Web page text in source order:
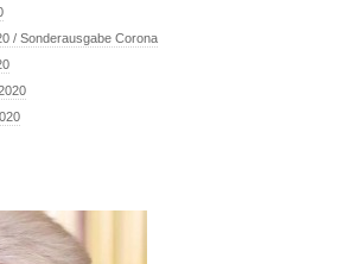
/ Sonderausgabe Corona